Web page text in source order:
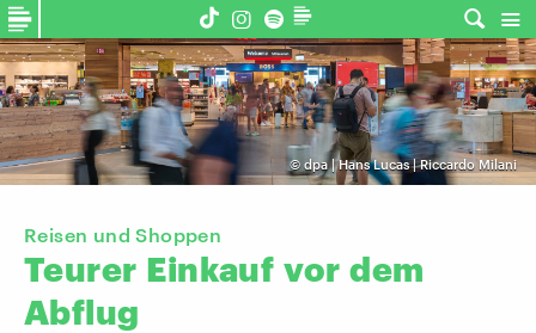
© dpa | Hans Lucas | Riccardo Milani
Reisen und Shoppen
Teurer Einkauf vor dem
Abflug